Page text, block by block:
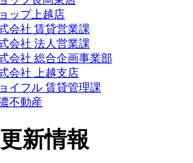
ップ上越店
会社 賃貸営業課
会社 法人営業課
会社 総合企画事業部
会社 上越支店
イフル 賃貸管理課
不動産
新情報